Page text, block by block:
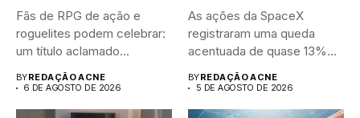
Fãs de RPG de ação e
roguelites podem celebrar:
um título aclamado...
BYREDAÇÃO ACNE
6 DE AGOSTO DE 2026
As ações da SpaceX
registraram uma queda
acentuada de quase 13%
BYREDAÇÃO ACNE
5 DE AGOSTO DE 2026